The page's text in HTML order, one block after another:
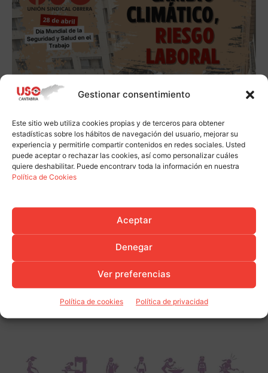
Gestionar consentimiento
Este sitio web utiliza cookies propias y de terceros para obtener
estadísticas sobre los hábitos de navegación del usuario, mejorar su
experiencia y permitirle compartir contenidos en redes sociales. Usted
puede aceptar o rechazar las cookies, así como personalizar cuáles
quiere deshabilitar. Puede encontrarv toda la información en nuestra
Política de Cookies
Aceptar
Denegar
Ver preferencias
Política de cookies Política de privacidad